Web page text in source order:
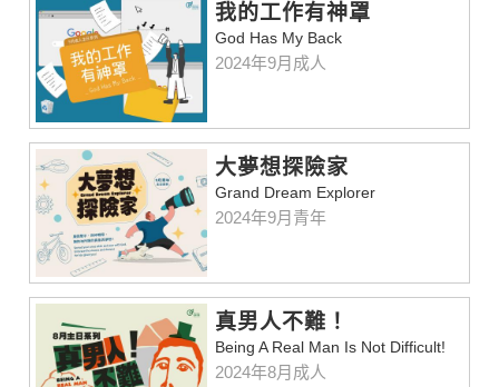
我的工作有神罩
God Has My Back
2024年9月成人
大夢想探險家
Grand Dream Explorer
2024年9月青年
真男人不難！
Being A Real Man Is Not Difficult!
2024年8月成人